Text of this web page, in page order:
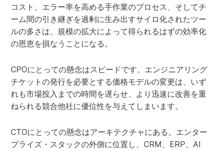
コスト、エラー率を高める手作業のプロセス、そしてチ
ーム間の引き継ぎを過剰に生み出すサイロ化されたツー
ルの多さは、規模の拡大によって得られるはずの効率化
の恩恵を損なうことになる。
CPOにとっての懸念はスピードです。エンジニアリング
チケットの発行を必要とする価格モデルの変更は、いず
れも市場投入までの時間を遅らせ、より迅速に改善を重
ねられる競合他社に優位性を与えてしまいます。
CTOにとっての懸念はアーキテクチャにある。エンター
プライズ・スタックの外側に位置し、CRM、ERP、AI